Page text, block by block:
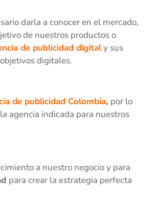
darla a conocer en el mercado,
de nuestros productos o
de publicidad digitaly sus
digitales.
de publicidad Colombia, por lo
agencia indicada para nuestros
a nuestro negocio y para
para crear la estrategia perfecta